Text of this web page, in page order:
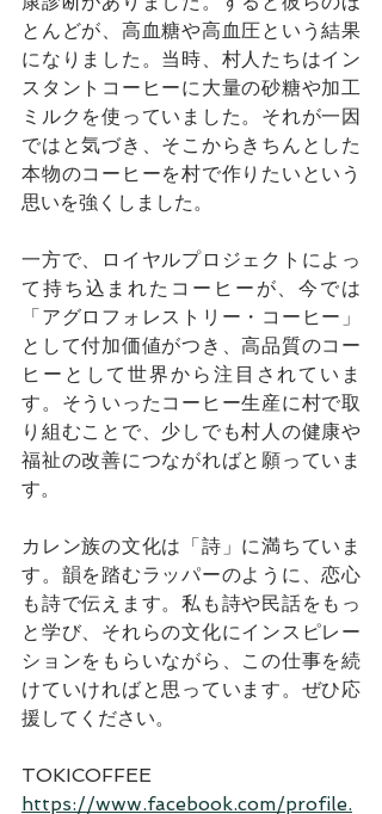
とんどが、高血糖や高血圧という結果
になりました。当時、村人たちはイン
スタントコーヒーに大量の砂糖や加工
ミルクを使っていました。それが一因
ではと気づき、そこからきちんとした
本物のコーヒーを村で作りたいという
思いを強くしました。
一方で、ロイヤルプロジェクトによっ
て持ち込まれたコーヒーが、今では
「アグロフォレストリー・コーヒー」
として付加価値がつき、高品質のコー
ヒーとして世界から注目されていま
す。そういったコーヒー生産に村で取
り組むことで、少しでも村人の健康や
福祉の改善につながればと願っていま
す。
カレン族の文化は「詩」に満ちていま
す。韻を踏むラッパーのように、恋心
も詩で伝えます。私も詩や民話をもっ
と学び、それらの文化にインスピレー
ションをもらいながら、この仕事を続
けていければと思っています。ぜひ応
援してください。
TOKICOFFEE
https://www.facebook.com/profile.